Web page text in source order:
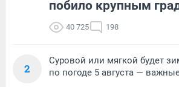
побило крупным
40 725 198
2
Суровой или мягкой будет
по погоде 5 августа —